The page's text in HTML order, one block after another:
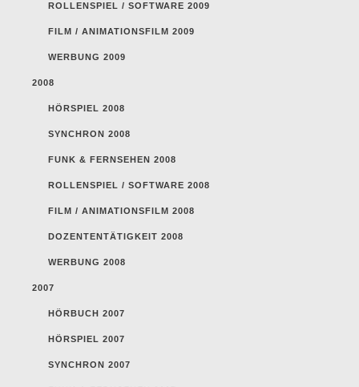
ROLLENSPIEL / SOFTWARE 2009
FILM / ANIMATIONSFILM 2009
WERBUNG 2009
2008
HÖRSPIEL 2008
SYNCHRON 2008
FUNK & FERNSEHEN 2008
ROLLENSPIEL / SOFTWARE 2008
FILM / ANIMATIONSFILM 2008
DOZENTENTÄTIGKEIT 2008
WERBUNG 2008
2007
HÖRBUCH 2007
HÖRSPIEL 2007
SYNCHRON 2007